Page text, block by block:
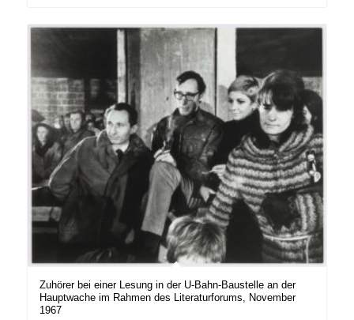
Zuhörer bei einer Lesung in der U-Bahn-Baustelle an der
Hauptwache im Rahmen des Literaturforums, November
1967